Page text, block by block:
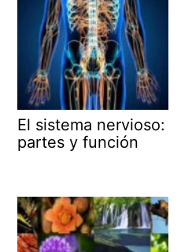
El sistema nervioso:
partes y función